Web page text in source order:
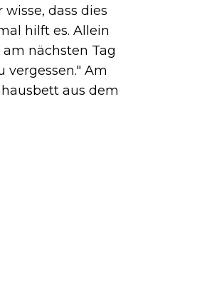
dass dies
hilft es. Allein
nächsten Tag
Am
aus dem